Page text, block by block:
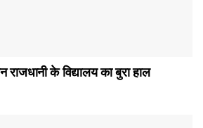
राजधानी के विद्यालय का बुरा हाल